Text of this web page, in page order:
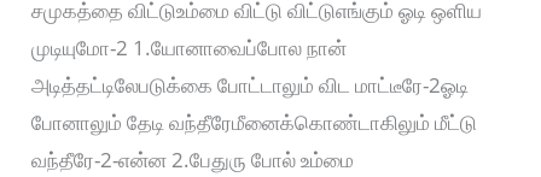
சமுகத்தை விட்டுஉம்மை விட்டு விட்டுஎங்கும் ஓடி ஒளிய
முடியுமோ-2 1.யோனாவைப்போல நான்
அடித்தட்டிலேபடுக்கை போட்டாலும் விட மாட்டீரே-2ஓடி
போனாலும் தேடி வந்தீரேமீனைக்கொண்டாகிலும் மீட்டு
வந்தீரே-2-என்ன 2.பேதுரு போல் உம்மை